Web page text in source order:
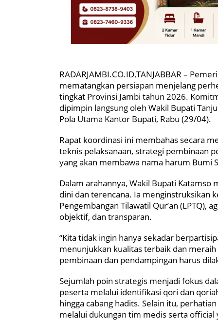
RADARJAMBI.CO.ID,TANJABBAR –
mematangkan persiapan menjelang
tingkat Provinsi Jambi tahun 2026.
dipimpin langsung oleh Wakil Bupati
Pola Utama Kantor Bupati, Rabu (29/04).
Rapat koordinasi ini membahas secara
teknis pelaksanaan, strategi pembinaan
yang akan membawa nama harum Bumi
Dalam arahannya, Wakil Bupati
dini dan terencana. Ia menginstruksikan
Pengembangan Tilawatil Qur’an (LPTQ),
objektif, dan transparan.
“Kita tidak ingin hanya sekadar
menunjukkan kualitas terbaik dan
pembinaan dan pendampingan harus
Sejumlah poin strategis menjadi fokus
peserta melalui identifikasi qori dan
hingga cabang hadits. Selain itu,
melalui dukungan tim medis serta